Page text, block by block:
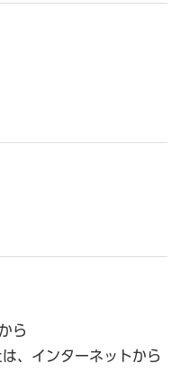
ら
、インターネットから